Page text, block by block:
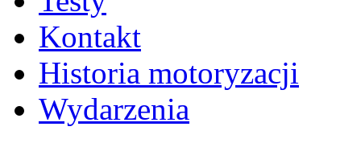
Kontakt
Historia motoryzacji
Wydarzenia